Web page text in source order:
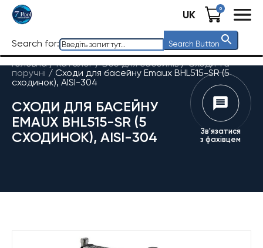
UK 0
Search for: Search Button
Головна / Каталог/Все для басейнів/Сходи та
поручні / Сходи для басейну Emaux BHL515-SR (5
сходинок), AISI-304
СХОДИ ДЛЯ БАСЕЙНУ
EMAUX BHL515-SR (5
СХОДИНОК), AISI-304
Зв'язатися
з фахівцем